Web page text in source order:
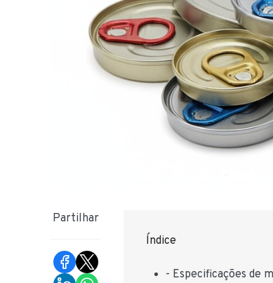
Partilhar
Índice
- Especificações de